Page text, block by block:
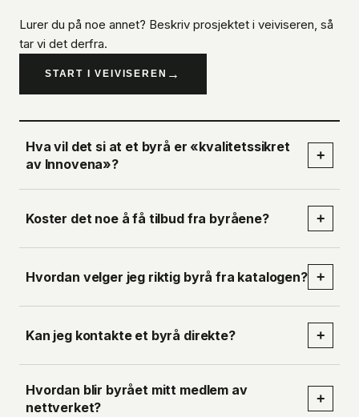
Lurer du på noe annet? Beskriv prosjektet i veiviseren, så
tar vi det derfra.
START I VEIVISEREN →
Hva vil det si at et byrå er «kvalitetssikret
av Innovena»?
+
Koster det noe å få tilbud fra byråene? +
Hvordan velger jeg riktig byrå fra katalogen? +
Kan jeg kontakte et byrå direkte? +
Hvordan blir byrået mitt medlem av
nettverket?
+